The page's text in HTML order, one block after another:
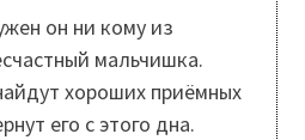
он ни кому из
мальчишка.
хороших приёмных
его с этого дна.